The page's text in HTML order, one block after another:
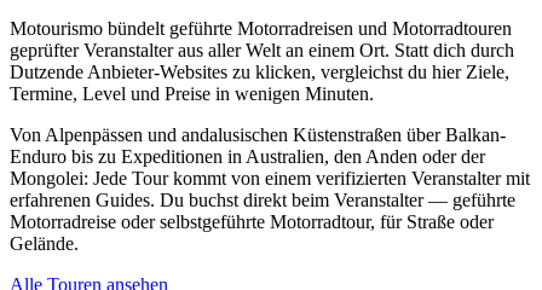
Motourismo bündelt geführte Motorradreisen und Motorradtouren
geprüfter Veranstalter aus aller Welt an einem Ort. Statt dich durch
Dutzende Anbieter-Websites zu klicken, vergleichst du hier Ziele,
Termine, Level und Preise in wenigen Minuten.
Von Alpenpässen und andalusischen Küstenstraßen über Balkan-
Enduro bis zu Expeditionen in Australien, den Anden oder der
Mongolei: Jede Tour kommt von einem verifizierten Veranstalter mit
erfahrenen Guides. Du buchst direkt beim Veranstalter — geführte
Motorradreise oder selbstgeführte Motorradtour, für Straße oder
Gelände.
Alle Touren ansehen